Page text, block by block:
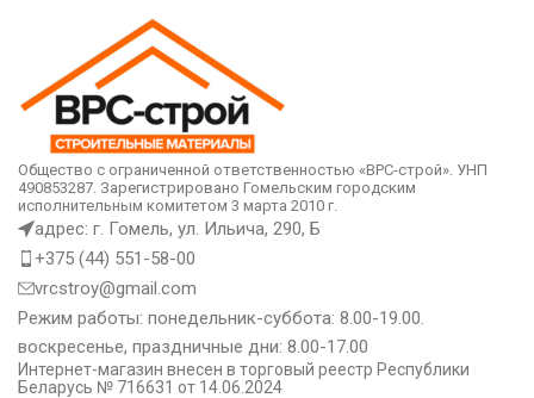
Общество с ограниченной ответственностью «ВРС-строй». УНП
490853287. Зарегистрировано Гомельским городским
исполнительным комитетом 3 марта 2010 г.
адрес: г. Гомель, ул. Ильича, 290, Б
+375 (44) 551-58-00
vrcstroy@gmail.com
Режим работы: понедельник-суббота: 8.00-19.00.
воскресенье, праздничные дни: 8.00-17.00
Интернет-магазин внесен в торговый реестр Республики
Беларусь № 716631 от 14.06.2024